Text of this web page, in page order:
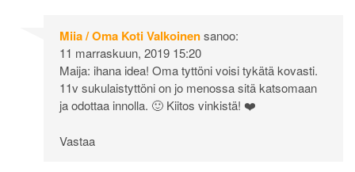
Miia / Oma Koti Valkoinensanoo:
11 marraskuun, 2019 15:20
Maija: ihana idea! Oma tyttöni voisi tykätä kovasti.
11v sukulaistyttöni on jo menossa sitä katsomaan
ja odottaa innolla. 🙂 Kiitos vinkistä! ❤️
Vastaa